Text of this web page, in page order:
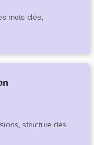
mots-clés,
structure des